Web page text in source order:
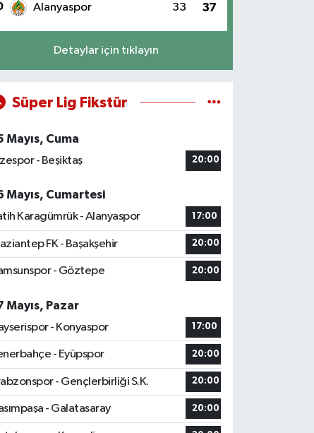
Alanyaspor 33 37
Detaylar için tıklayın
Süper Lig Fikstür
Mayıs, Cuma
- Beşiktaş
20:00
Mayıs, Cumartesi
Karagümrük - Alanyaspor
17:00
FK - Başakşehir 20:00
- Göztepe 20:00
Mayıs, Pazar
- Konyaspor
17:00
- Eyüpspor 20:00
- Gençlerbirliği S.K. 20:00
- Galatasaray 20:00